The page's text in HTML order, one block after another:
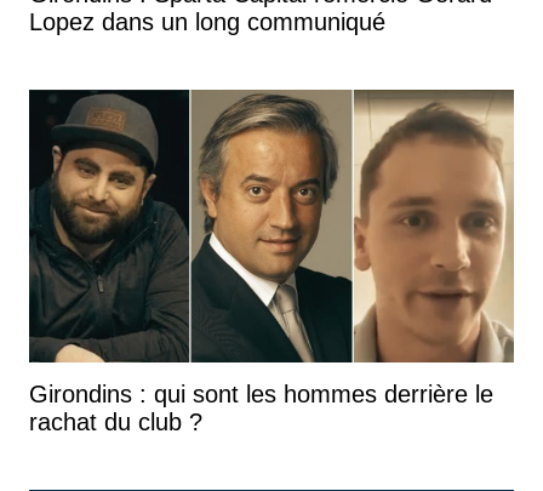
Lopez dans un long communiqué
Girondins : qui sont les hommes derrière le
rachat du club ?